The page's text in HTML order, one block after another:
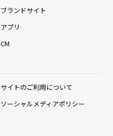
ブランドサイト
アプリ
CM
サイトのご利用について
ソーシャルメディアポリシー